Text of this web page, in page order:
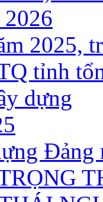
2025,
Đảng